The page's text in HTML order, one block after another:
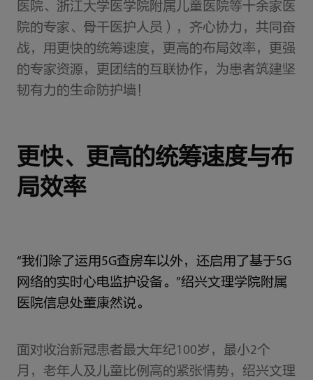
医院、浙江大学医学院附属儿童医院等十余家医
院的专家、骨干医护人员），齐心协力，共同奋
战，用更快的统筹速度，更高的布局效率，更强
的专家资源，更团结的互联协作，为患者筑建坚
韧有力的生命防护墙！
更快、更高的统筹速度与布
局效率
“我们除了运用5G查房车以外，还启用了基于5G
网络的实时心电监护设备。”绍兴文理学院附属
医院信息处董康然说。
面对收治新冠患者最大年纪100岁，最小2个
月，老年人及儿童比例高的紧张情势，绍兴文理